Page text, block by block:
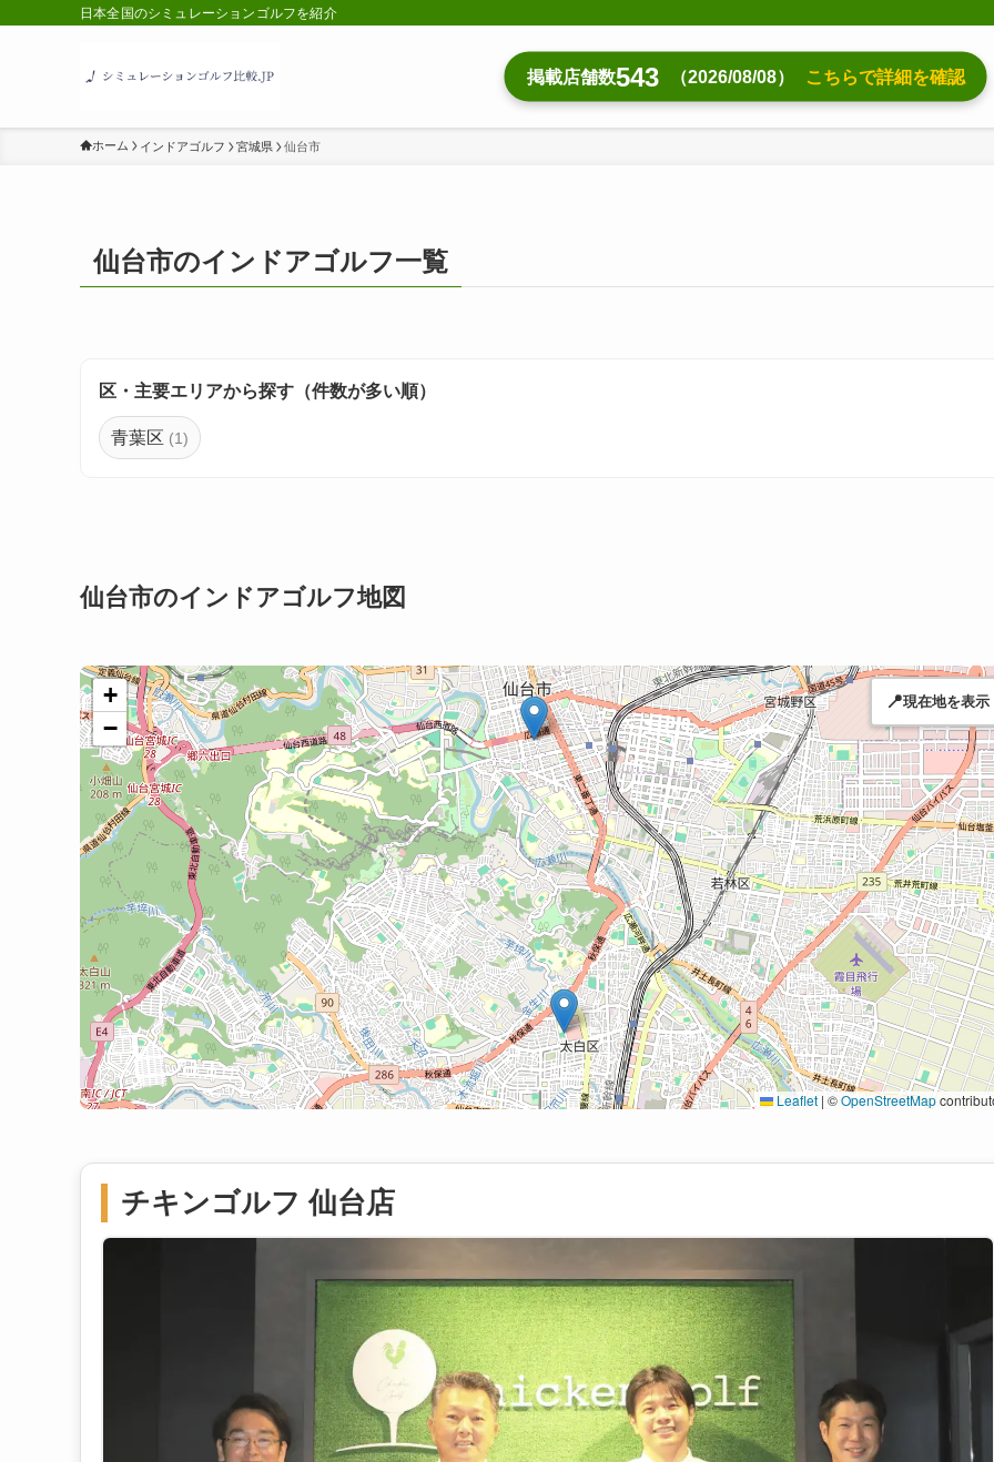
日本全国のシミュレーションゴルフを紹介
掲載店舗数543 （2026/08/08） こちらで詳細を確認
ホーム インドアゴルフ 宮城県 仙台市
仙台市のインドアゴルフ一覧
区・主要エリアから探す（件数が多い順）
青葉区 (1)
仙台市のインドアゴルフ地図
+
−
Leaflet | ©OpenStreetMap
📍現在地を表示
チキンゴルフ 仙台店